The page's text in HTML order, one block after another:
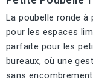
La poubelle ronde à
pour les espaces
parfaite pour les
bureaux, où une
sans